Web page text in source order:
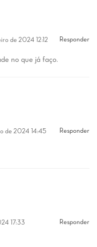
de 2024 12:12 Responder
no que já faço.
de 2024 14:45 Responder
17:33 Responder